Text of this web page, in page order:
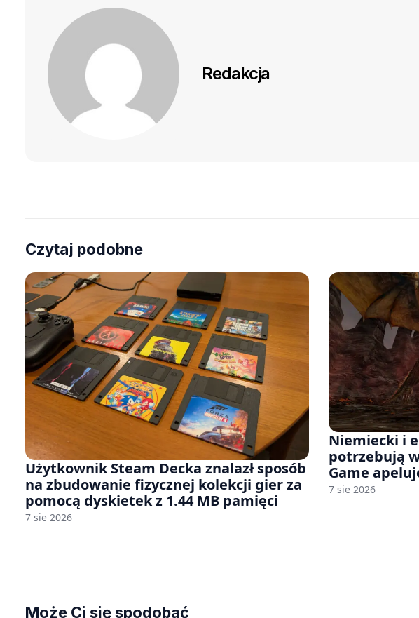
Redakcja
Czytaj podobne
Użytkownik Steam Decka znalazł sposób
na zbudowanie fizycznej kolekcji gier za
pomocą dyskietek z 1.44 MB pamięci
7 sie 2026
Niemiecki i
potrzebują
Game
7 sie 2026
Może Ci się spodobać